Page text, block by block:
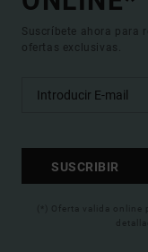
Suscríbete ahora para
ofertas exclusivas.
SUSCRIBIR
(*) Oferta valida